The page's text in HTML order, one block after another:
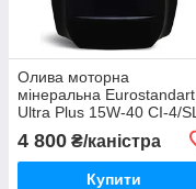
Олива моторна
мінеральна Eurostandart
Ultra Plus 15W-40 CI-4/SL
4 800 ₴/каністра
Купити